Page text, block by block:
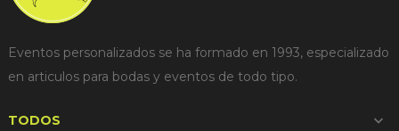
Eventos personalizados se ha formado en 1993, especializado
en articulos para bodas y eventos de todo tipo.
TODOS 